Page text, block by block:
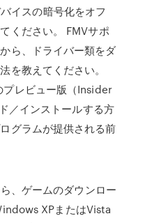
イスの暗号化をオフ
ください。 FMVサポ
ら、ドライバー類をダ
を教えてください。
レビュー版（Insider
／インストールする方
グラムが提供される前
、ゲームのダウンロー
XPまたはVista